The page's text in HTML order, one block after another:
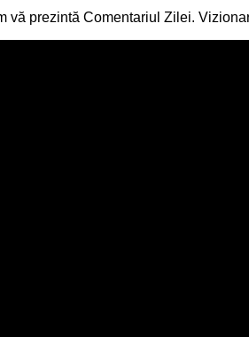
vă prezintă Comentariul Zilei.